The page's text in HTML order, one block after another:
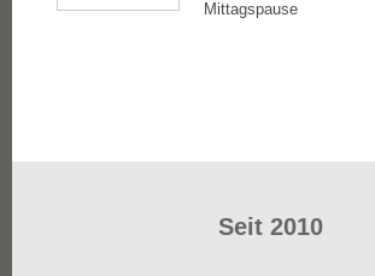
Mittagspause
Seit 2010